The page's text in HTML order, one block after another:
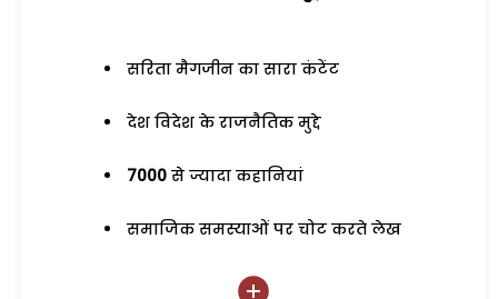
सरिता मैगजीन का सारा कंटेंट
देश विदेश के राजनैतिक मुद्दे
7000 से ज्यादा कहानियां
समाजिक समस्याओं पर चोट करते लेख